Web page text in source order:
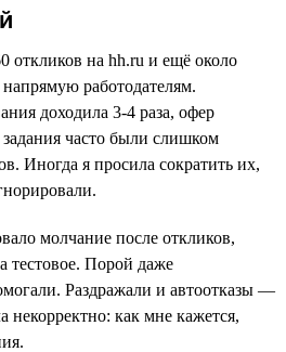
откликов на hh.ru и ещё около
работодателям.
доходила 3-4 раза, офер
часто были слишком
Иногда я просила сократить их,
молчание после откликов,
тестовое. Порой даже
Раздражали и автоотказы —
некорректно: как мне кажется,